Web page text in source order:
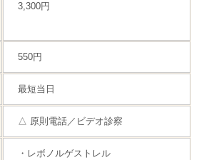
3,300円
550円
最短当日
△ 原則電話／ビデオ診察
・レボノルゲストレル